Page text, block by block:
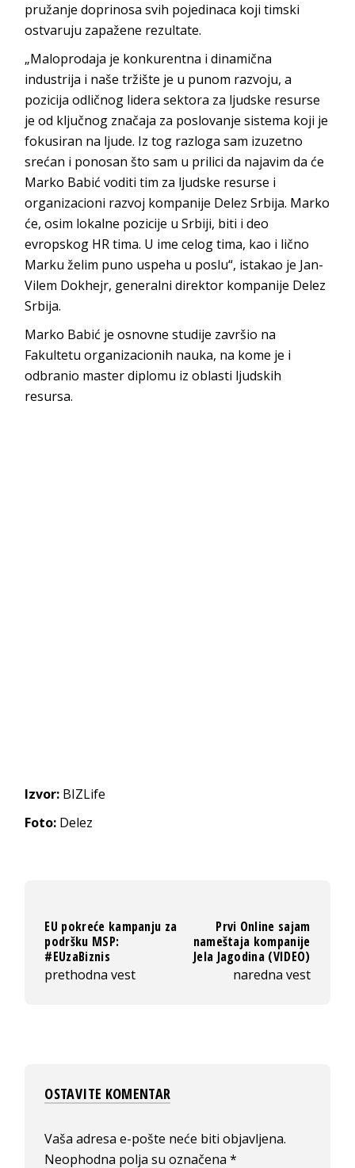
pružanje doprinosa svih pojedinaca koji timski
ostvaruju zapažene rezultate.
„Maloprodaja je konkurentna i dinamična
industrija i naše tržište je u punom razvoju, a
pozicija odličnog lidera sektora za ljudske resurse
je od ključnog značaja za poslovanje sistema koji je
fokusiran na ljude. Iz tog razloga sam izuzetno
srećan i ponosan što sam u prilici da najavim da će
Marko Babić voditi tim za ljudske resurse i
organizacioni razvoj kompanije Delez Srbija. Marko
će, osim lokalne pozicije u Srbiji, biti i deo
evropskog HR tima. U ime celog tima, kao i lično
Marku želim puno uspeha u poslu“, istakao je Jan-
Vilem Dokhejr, generalni direktor kompanije Delez
Srbija.
Marko Babić je osnovne studije završio na
Fakultetu organizacionih nauka, na kome je i
odbranio master diplomu iz oblasti ljudskih
resursa.
Izvor: BIZLife
Foto: Delez
EU pokreće kampanju za
podršku MSP:
#EUzaBiznis
prethodna vest
Prvi Online sajam
nameštaja kompanije
Jela Jagodina (VIDEO)
naredna vest
OSTAVITE KOMENTAR
Vaša adresa e-pošte neće biti objavljena.
Neophodna polja su označena*